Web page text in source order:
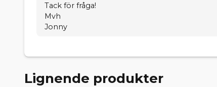
Tack för fråga!
Mvh
Jonny
Lignende produkter